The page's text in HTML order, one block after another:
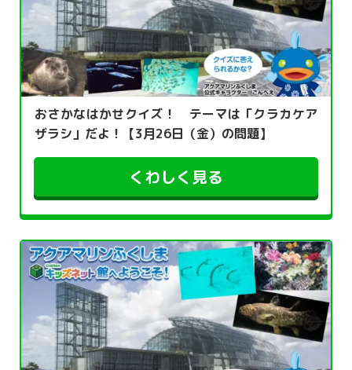
おさかなはかせクイズ！ テーマは「クラカケア
ザラシ」だよ！【3月26日（金）の問題】
くわしく見る